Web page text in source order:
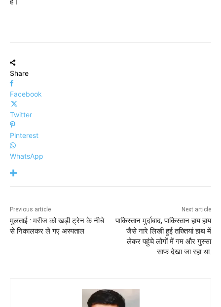
Share
Facebook
Twitter
Pinterest
WhatsApp
Previous article
मुलताई : मरीज को खड़ी ट्रेन के नीचे
से निकालकर ले गए अस्पताल
Next article
पाकिस्तान मुर्दाबाद, पाकिस्तान हाय हाय
जैसे नारे लिखी हुई तख्तियां हाथ में
लेकर पहुंचे लोगों में गम और गुस्सा
साफ देखा जा रहा था.